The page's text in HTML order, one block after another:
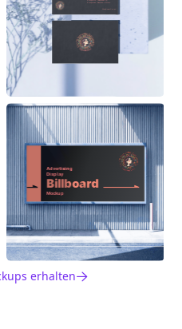
Prosperous Business Street
Alaskanoil.com
Advertising
Display
Billboard
Mockup
erhalten